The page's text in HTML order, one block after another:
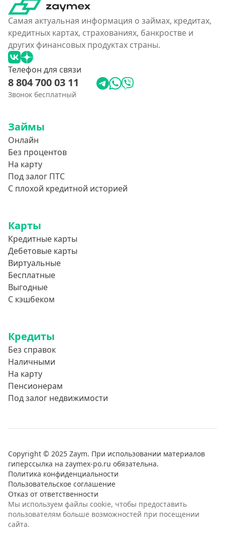
Самая актуальная информация о займах, кредитах,
кредитных картах, страхованиях, банкростве и
других финансовых продуктах страны.
Телефон для связи
8 804 700 03 11
Звонок бесплатный
Займы
Онлайн
Без процентов
На карту
Под залог ПТС
С плохой кредитной историей
Карты
Кредитные карты
Дебетовые карты
Виртуальные
Бесплатные
Выгодные
С кэшбеком
Кредиты
Без справок
Наличными
На карту
Пенсионерам
Под залог недвижимости
Copyright © 2025 Zaym. При использовании материалов
гиперссылка на zaymex-po.ru обязательна.
Политика конфиденциальности
Пользовательское соглашение
Отказ от ответственности
Мы используем файлы cookie, чтобы предоставить
пользователям больше возможностей при посещении
сайта.